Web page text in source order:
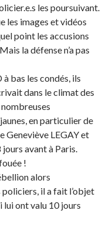
les poursuivant.
les images et vidéos
point les accusions
la défense n’a pas
à bas les condés, ils
dans le climat des
en particulier de
Geneviève LEGAY et
avant à Paris.
!
alors
il a fait l’objet
lui ont valu 10 jours